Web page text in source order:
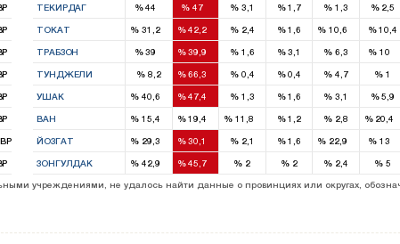
ТЕКИРДАГ %44 %47 %3,1 %1,7 %1,3 %2,5
ТОКАТ % 31,2 %42,2 %2,4 %1,6 % 10,6 %10,4
ТРАБЗОН %39
3
%39,9 %1,6 %3,1 %6,3 %10
1
ТУНДЖЕЛИ %8,2 %66,3 %0,4 %0,4 %4,7 %1
УШАК % 40,6 %47,4 %1,3 %1,6 %3,1 %5,9
ВАН % 15,4 %19,4 % 11,8 %1,2 %2,8 %20,4
ЙОЗГАТ % 29,3 %30,1 %2,1 %1,6 % 22,9 %13
ЗОНГУЛДАК % 42,9 %45,7 % 2 %2 %2,4 %5
учреждениями, не удалось найти данные о провинциях или округах,